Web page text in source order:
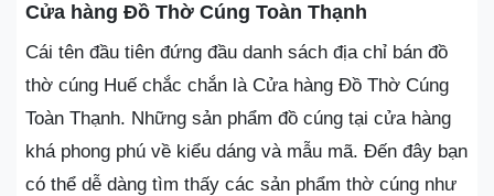
Cửa hàng Đồ Thờ Cúng Toàn Thạnh
Cái tên đầu tiên đứng đầu danh sách địa chỉ bán đồ
thờ cúng Huế chắc chắn là Cửa hàng Đồ Thờ Cúng
Toàn Thạnh. Những sản phẩm đồ cúng tại cửa hàng
khá phong phú về kiểu dáng và mẫu mã. Đến đây bạn
có thể dễ dàng tìm thấy các sản phẩm thờ cúng như